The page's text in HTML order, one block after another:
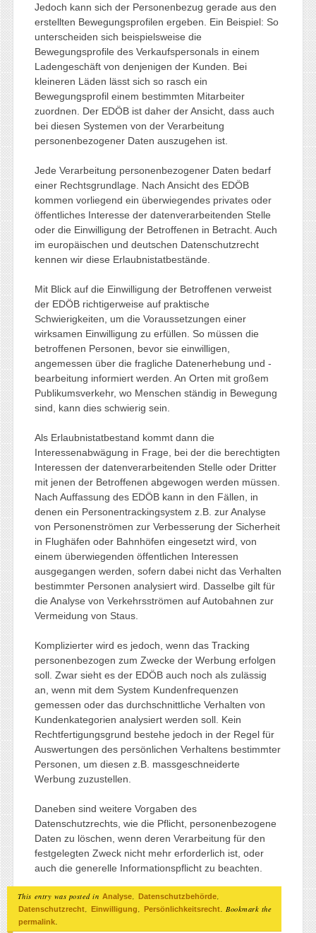
Jedoch kann sich der Personenbezug gerade aus den
erstellten Bewegungsprofilen ergeben. Ein Beispiel: So
unterscheiden sich beispielsweise die
Bewegungsprofile des Verkaufspersonals in einem
Ladengeschäft von denjenigen der Kunden. Bei
kleineren Läden lässt sich so rasch ein
Bewegungsprofil einem bestimmten Mitarbeiter
zuordnen. Der EDÖB ist daher der Ansicht, dass auch
bei diesen Systemen von der Verarbeitung
personenbezogener Daten auszugehen ist.
Jede Verarbeitung personenbezogener Daten bedarf
einer Rechtsgrundlage. Nach Ansicht des EDÖB
kommen vorliegend ein überwiegendes privates oder
öffentliches Interesse der datenverarbeitenden Stelle
oder die Einwilligung der Betroffenen in Betracht. Auch
im europäischen und deutschen Datenschutzrecht
kennen wir diese Erlaubnistatbestände.
Mit Blick auf die Einwilligung der Betroffenen verweist
der EDÖB richtigerweise auf praktische
Schwierigkeiten, um die Voraussetzungen einer
wirksamen Einwilligung zu erfüllen. So müssen die
betroffenen Personen, bevor sie einwilligen,
angemessen über die fragliche Datenerhebung und -
bearbeitung informiert werden. An Orten mit großem
Publikumsverkehr, wo Menschen ständig in Bewegung
sind, kann dies schwierig sein.
Als Erlaubnistatbestand kommt dann die
Interessenabwägung in Frage, bei der die berechtigten
Interessen der datenverarbeitenden Stelle oder Dritter
mit jenen der Betroffenen abgewogen werden müssen.
Nach Auffassung des EDÖB kann in den Fällen, in
denen ein Personentrackingsystem z.B. zur Analyse
von Personenströmen zur Verbesserung der Sicherheit
in Flughäfen oder Bahnhöfen eingesetzt wird, von
einem überwiegenden öffentlichen Interessen
ausgegangen werden, sofern dabei nicht das Verhalten
bestimmter Personen analysiert wird. Dasselbe gilt für
die Analyse von Verkehrsströmen auf Autobahnen zur
Vermeidung von Staus.
Komplizierter wird es jedoch, wenn das Tracking
personenbezogen zum Zwecke der Werbung erfolgen
soll. Zwar sieht es der EDÖB auch noch als zulässig
an, wenn mit dem System Kundenfrequenzen
gemessen oder das durchschnittliche Verhalten von
Kundenkategorien analysiert werden soll. Kein
Rechtfertigungsgrund bestehe jedoch in der Regel für
Auswertungen des persönlichen Verhaltens bestimmter
Personen, um diesen z.B. massgeschneiderte
Werbung zuzustellen.
Daneben sind weitere Vorgaben des
Datenschutzrechts, wie die Pflicht, personenbezogene
Daten zu löschen, wenn deren Verarbeitung für den
festgelegten Zweck nicht mehr erforderlich ist, oder
auch die generelle Informationspflicht zu beachten.
This entry was posted in Analyse, Datenschutzbehörde,
Datenschutzrecht, Einwilligung, Persönlichkeitsrecht. Bookmark the
permalink.